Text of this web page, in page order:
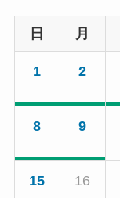
日 月
1 2
8 9
15 16